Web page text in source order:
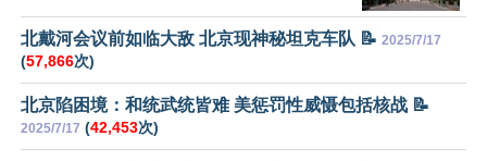
北戴河会议前如临大敌 北京现神秘坦克车队 📝 2025/7/17
(57,866次)
北京陷困境：和统武统皆难 美惩罚性威慑包括核战 📝
2025/7/17 (42,453次)